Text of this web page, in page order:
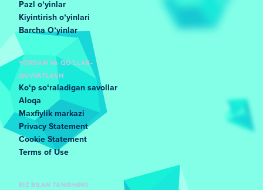
Pazl oʻyinlar
Kiyintirish oʻyinlari
Barcha Oʻyinlar
YORDAM VA QO'LLAB-
QUVVATLASH
Koʻp soʻraladigan savollar
Aloqa
Maxfiylik markazi
Privacy Statement
Cookie Statement
Terms of Use
BIZ BILAN TANISHING